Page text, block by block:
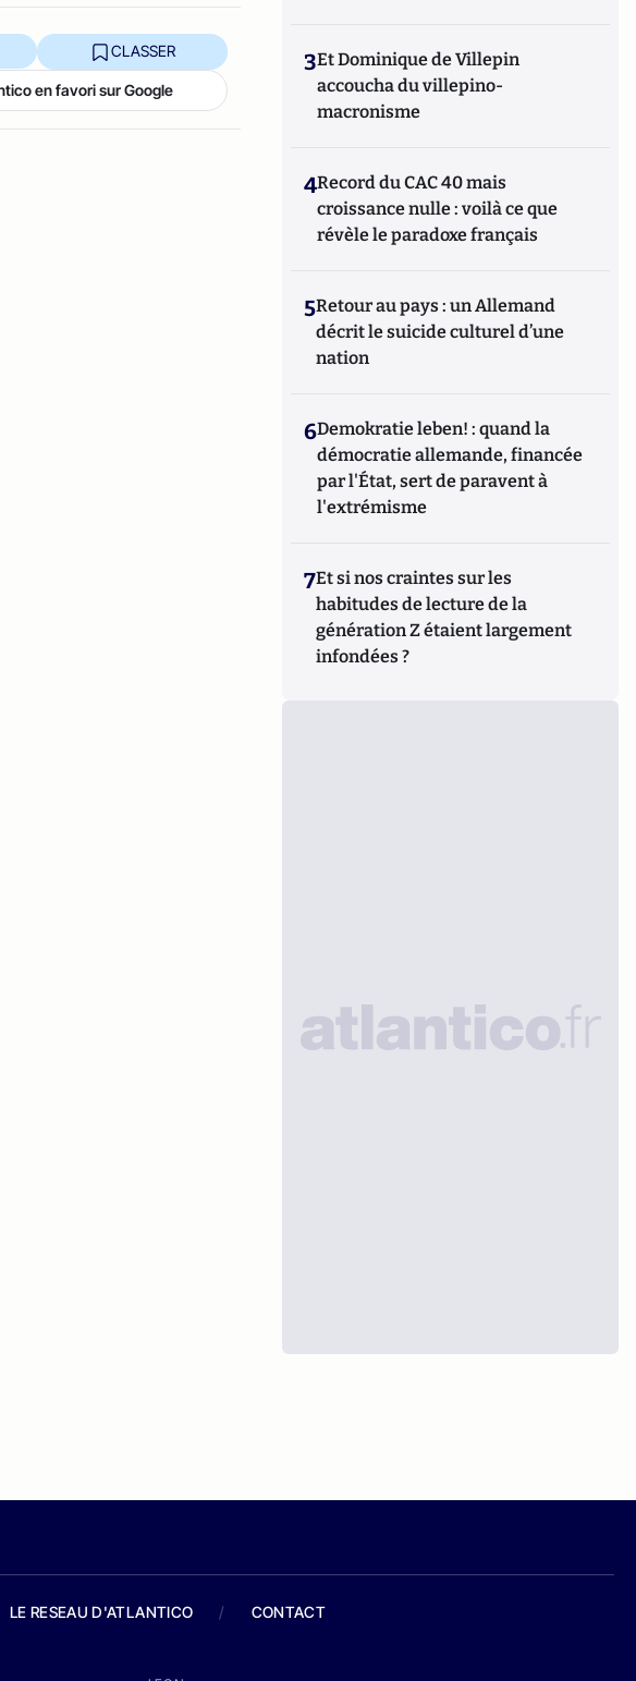
CLASSER
en favori sur Google
3Et Dominique de Villepin
accoucha du villepino-
macronisme
4Record du CAC 40 mais
croissance nulle : voilà ce que
révèle le paradoxe français
5Retour au pays : un Allemand
décrit le suicide culturel d’une
nation
6Demokratie leben! : quand la
démocratie allemande, financée
par l'État, sert de paravent à
l'extrémisme
7Et si nos craintes sur les
habitudes de lecture de la
génération Z étaient largement
infondées ?
LE RESEAU D'ATLANTICO / CONTACT